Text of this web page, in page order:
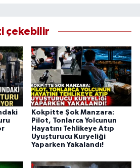
çekebilir
Kokpitte Şok Manzara:
Pilot, Tonlarca Yolcunun
Hayatını Tehlikeye Atıp
Uyuşturucu Kuryeliği
Yaparken Yakalandı!